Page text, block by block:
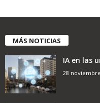
MÁS NOTICIAS
IA en las
28